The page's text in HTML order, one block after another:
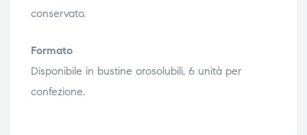
conservato.
Formato
Disponibile in bustine orosolubili, 6 unità per
confezione.